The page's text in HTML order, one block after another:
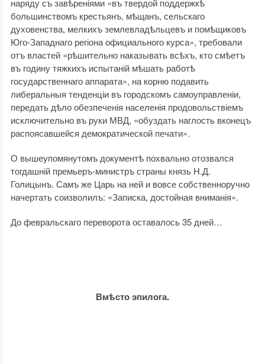
наряду съ завѣреніями «въ твердой поддержкѣ
большинствомъ крестьянъ, мѣщанъ, сельскаго
духовенства, мелкихъ землевладѣльцевъ и помѣщиковъ
Юго-Западнаго регіона официального курса», требовали
отъ властей «рѣшительно наказывать всѣхъ, кто смѣетъ
въ годину тяжкихъ испытаній мѣшать работѣ
государственнаго аппарата», на корню подавить
либеральныя тенденціи въ городскомъ самоуправленіи,
передать дѣло обезпеченія населенія продовольствіемъ
исключительно въ руки МВД, «обуздать наглость вконецъ
распоясавшейся демократической печати».
О вышеупомянутомъ документѣ похвально отозвался
тогдашній премьеръ-министръ страны князь Н.Д.
Голицынъ. Самъ же Царь на ней и вовсе собственноручно
начертать соизволилъ: «Записка, достойная вниманія».
До февральскаго переворота оставалось 35 дней…
Вмѣсто эпилога.